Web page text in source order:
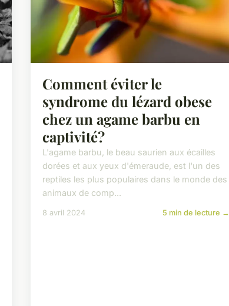
Comment éviter le
syndrome du lézard obese
chez un agame barbu en
captivité?
L'agame barbu, le beau saurien aux écailles
dorées et aux yeux d'émeraude, est l'un des
reptiles les plus populaires dans le monde des
animaux de comp...
8 avril 2024 5 min de lecture →